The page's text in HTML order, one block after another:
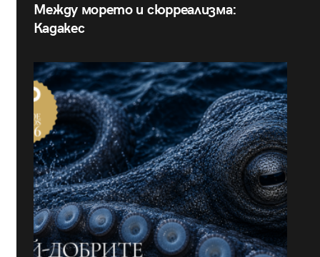
Между морето и сюрреализма:
Кадакес